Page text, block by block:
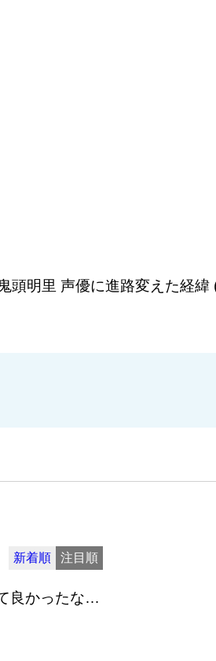
鬼頭明里 声優に進路変えた経
新着順 注目順
良かったな…